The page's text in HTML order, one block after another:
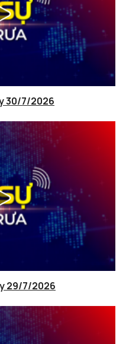
30/7/2026
29/7/2026